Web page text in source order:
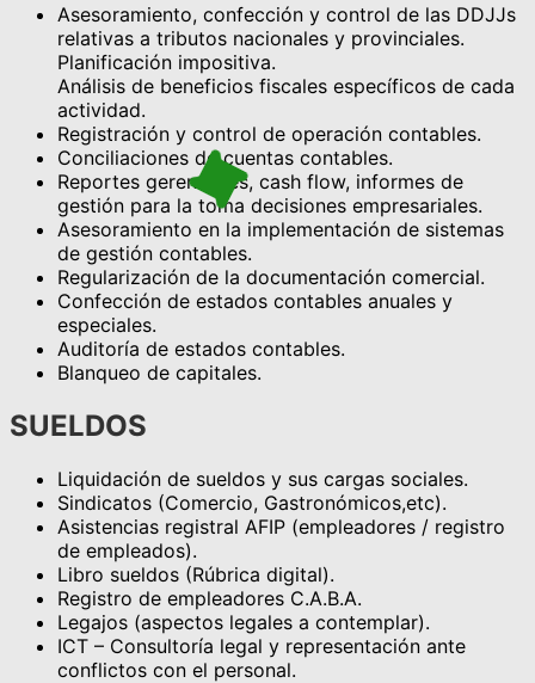
Asesoramiento, confección y control de las DDJJs
relativas a tributos nacionales y provinciales.
Planificación impositiva.
Análisis de beneficios fiscales específicos de cada
actividad.
Registración y control de operación contables.
Conciliaciones de cuentas contables.
Reportes gerenciales, cash flow, informes de
gestión para la toma decisiones empresariales.
Asesoramiento en la implementación de sistemas
de gestión contables.
Regularización de la documentación comercial.
Confección de estados contables anuales y
especiales.
Auditoría de estados contables.
Blanqueo de capitales.
SUELDOS
Liquidación de sueldos y sus cargas sociales.
Sindicatos (Comercio, Gastronómicos,etc).
Asistencias registral AFIP (empleadores / registro
de empleados).
Libro sueldos (Rúbrica digital).
Registro de empleadores C.A.B.A.
Legajos (aspectos legales a contemplar).
ICT – Consultoría legal y representación ante
conflictos con el personal.